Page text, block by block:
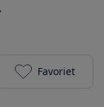
RIH
Favoriet